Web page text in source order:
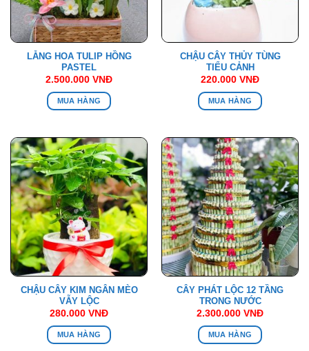
LẴNG HOA TULIP HỒNG
PASTEL
2.500.000 VNĐ
MUA HÀNG
CHẬU CÂY THỦY TÙNG
TIỂU CẢNH
220.000 VNĐ
MUA HÀNG
CHẬU CÂY KIM NGÂN MÈO
VẪY LỘC
280.000 VNĐ
MUA HÀNG
CÂY PHÁT LỘC 12 TẦNG
TRONG NƯỚC
2.300.000 VNĐ
MUA HÀNG